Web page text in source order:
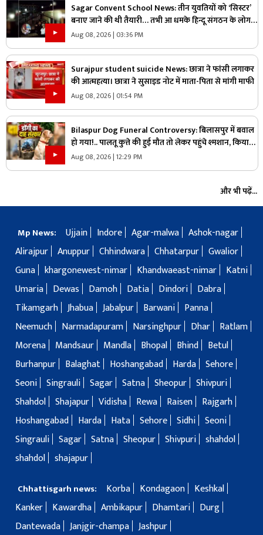
Sagar Convent School News: तीन युवतियों को ‘सिस्टर’
बनाए जाने की थी तैयारी… तभी आ धमके हिन्दू संगठन के लोग
और पुलिस, स्कूल में मचा बवाल
Aug 08, 2026 | 03:36 PM
Surajpur student suicide News: छात्रा ने फांसी लगाकर
की आत्महत्या। छात्रा ने सुसाइड नोट में माता-पिता से मांगी माफी
Aug 08, 2026 | 01:54 PM
Bilaspur Dog Funeral Controversy: बिलासपुर में बवाल
हो गया!.. पालतू कुत्ते की हुई मौत तो लेकर पहुंचे श्मशान, किया
दाह संस्कार तो शुरू हो गया हंगामा
Aug 08, 2026 | 12:29 PM
और भी पढ़ें...
Mp News: Ujjain Indore Agar-malwa Ashok-nagar
Alirajpur Anuppur Chhindwara Chhatarpur Gwalior
Guna khargonewest-nimar Khandwaeast-nimar
Katni
Umaria
Dewas Damoh Datia Dindori
Dabra
Tikamgarh Jhabua Jabalpur Barwani
Panna
Neemuch
Narmadapuram Narsinghpur Dhar
Ratlam
Morena
Mandsaur Mandla Bhopal Bhind
Betul
Burhanpur
Balaghat Hoshangabad Harda Sehore
Seoni Singrauli Sagar Satna Sheopur Shivpuri
Shahdol Shajapur Vidisha Rewa Raisen
Rajgarh
Hoshangabad
Harda Hata Sehore Sidhi Seoni
Singrauli Sagar Satna Sheopur Shivpuri shahdol
shahdol shajapur
Chhattisgarh news: Korba Kondagaon
Keshkal
Kanker
Kawardha Ambikapur Dhamtari
Durg
Dantewada Janjgir-champa Jashpur